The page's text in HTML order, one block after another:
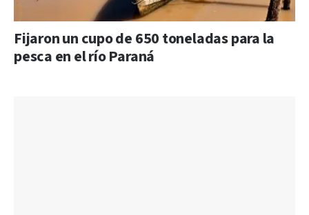
Fijaron un cupo de 650 toneladas para la
pesca en el río Paraná